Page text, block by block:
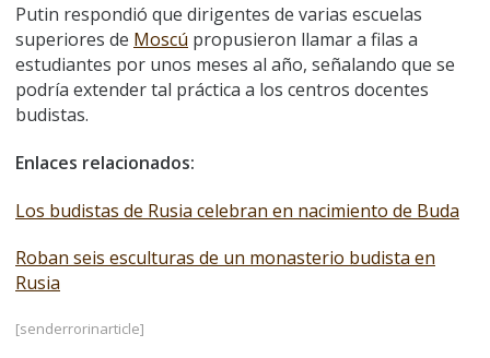
Putin respondió que dirigentes de varias escuelas
superiores de Moscú propusieron llamar a filas a
estudiantes por unos meses al año, señalando que se
podría extender tal práctica a los centros docentes
budistas.
Enlaces relacionados:
Los budistas de Rusia celebran en nacimiento de Buda
Roban seis esculturas de un monasterio budista en
Rusia
[senderrorinarticle]